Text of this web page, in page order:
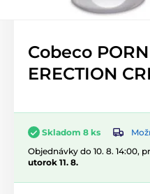
Cobeco
ERECTION
Skladom 8 ks
Objednávky do 10. 8. 14:00,
utorok 11. 8.